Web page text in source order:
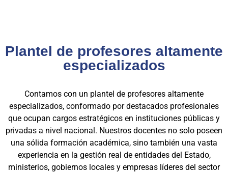
Plantel de profesores altamente
especializados
Contamos con un plantel de profesores altamente
especializados, conformado por destacados profesionales
que ocupan cargos estratégicos en instituciones públicas y
privadas a nivel nacional. Nuestros docentes no solo poseen
una sólida formación académica, sino también una vasta
experiencia en la gestión real de entidades del Estado,
ministerios, gobiernos locales y empresas líderes del sector